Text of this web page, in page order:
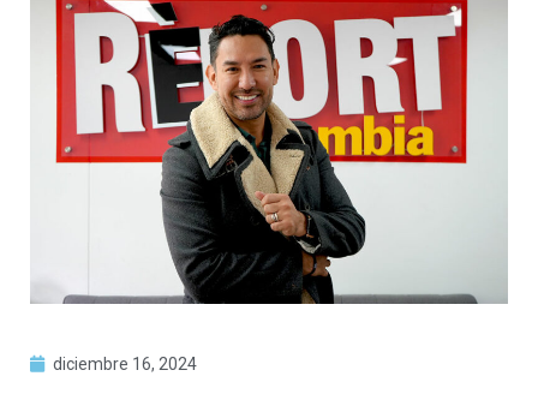
diciembre 16, 2024